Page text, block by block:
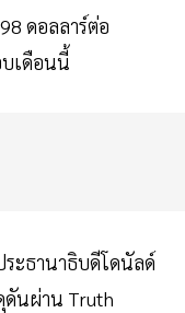
ดอลลาร์ต่อ
บเดือนนี้
ระธานาธิบดีโดนัลด์
นผ่าน Truth